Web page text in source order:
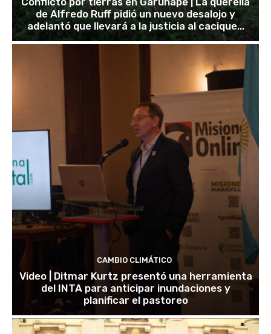
de Alfredo Ruff pidió un nuevo desalojo y
adelantó que llevará a la justicia al cacique...
CAMBIO CLIMÁTICO
Video | Ditmar Kurtz presentó una herramienta
del INTA para anticipar inundaciones y
planificar el pastoreo